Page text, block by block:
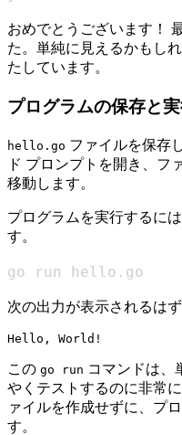
おめでとうございます！
た。単純に見えるかもし
たしています。
プログラムの保存と
hello.go ファイルを保存
ド プロンプトを開き、フ
移動します。
プログラムを実行するに
す。
go run hello.go
次の出力が表示されるはず
この go run コマンドは、
やくテストするのに非常
ァイルを作成せずに、プ
す。